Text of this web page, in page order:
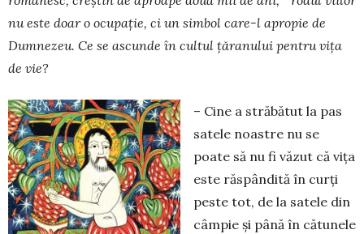
nu es­te doar o ocu­pa­ție, ci un simbol ca­re-l apro­pie de
Dumnezeu. Ce se as­cunde în cul­tul ță­ra­nului pentru vița
de vie?
– Cine a străbătut la pas
satele noas­­tre nu se
poate să nu fi văzut că vița
este răspândită în curți
peste tot, de la satele din
câmpie și până în că­tu­nele